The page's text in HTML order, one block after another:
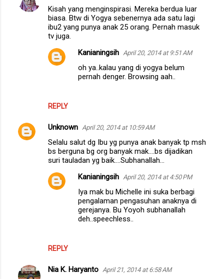
Kisah yang menginspirasi. Mereka berdua luar
biasa. Btw di Yogya sebenernya ada satu lagi
ibu2 yang punya anak 25 orang. Pernah masuk
tv juga.
REPLY
Kanianingsih April 20, 2014 at 9:51 AM
oh ya..kalau yang di yogya belum
pernah denger. Browsing aah..
Unknown April 20, 2014 at 10:59 AM
Selalu salut dg Ibu yg punya anak banyak tp msh
bs berguna bg org banyak mak....bs dijadikan
suri tauladan yg baik....Subhanallah...
REPLY
Kanianingsih April 20, 2014 at 4:50 PM
Iya mak bu Michelle ini suka berbagi
pengalaman pengasuhan anaknya di
gerejanya. Bu Yoyoh subhanallah
deh..speechless..
Nia K. Haryanto April 21, 2014 at 6:58 AM